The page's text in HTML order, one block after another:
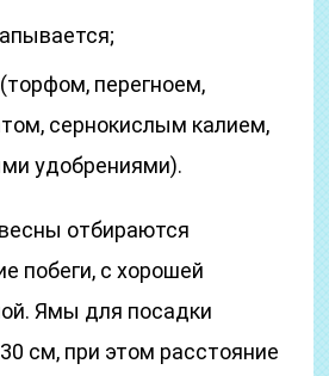
перегноем,
сернокислым калием,
удобрениями).
отбираются
побеги, с хорошей
Ямы для посадки
см, при этом расстояние